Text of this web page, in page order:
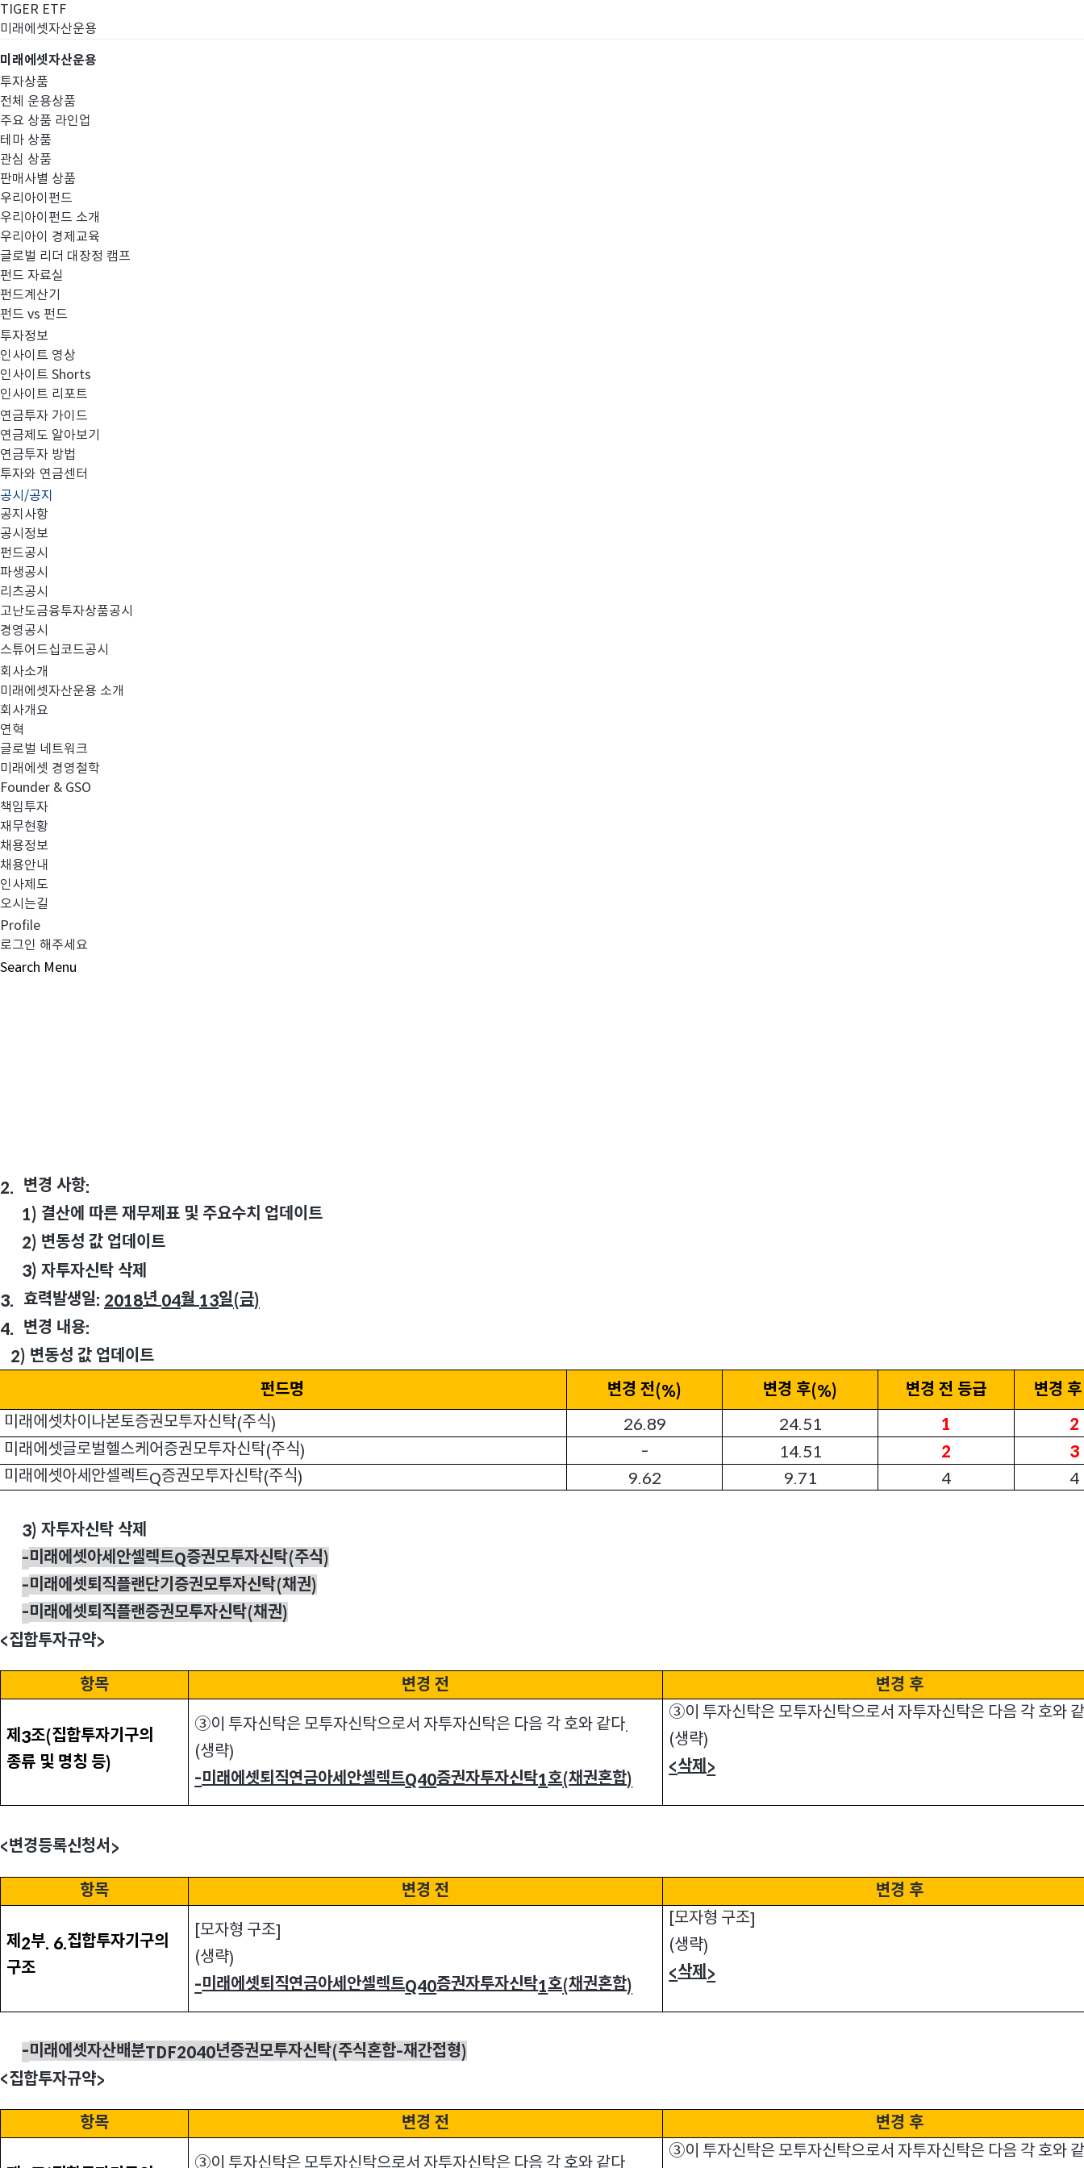
TIGER ETF
미래에셋자산운용
미래에셋자산운용
투자상품
전체 운용상품
주요 상품 라인업
테마 상품
관심 상품
판매사별 상품
우리아이펀드
우리아이펀드 소개
우리아이 경제교육
글로벌 리더 대장정 캠프
펀드 자료실
펀드계산기
펀드 vs 펀드
투자정보
인사이트 영상
인사이트 Shorts
인사이트 리포트
연금투자 가이드
연금제도 알아보기
연금투자 방법
투자와 연금센터
공시/공지
공지사항
공시정보
펀드공시
파생공시
리츠공시
고난도금융투자상품공시
경영공시
스튜어드십코드공시
회사소개
미래에셋자산운용 소개
회사개요
연혁
글로벌 네트워크
미래에셋 경영철학
Founder & GSO
책임투자
재무현황
채용정보
채용안내
인사제도
오시는길
Profile
로그인 해주세요
Search Menu
펀드공시
집합투자규약 변경의 건
1. 대상 펀드
no.
1
미래에셋차이나본토증권모투자신탁
2
3
4
미래에셋퇴직플랜단기증권모투자신탁
5
6
미래에셋자산배분
2. 변경 사항:
1) 결산에 따른 재무제표 및 주요수치 업데이트
2) 변동성 값 업데이트
3) 자투자신탁 삭제
3. 효력발생일: 2018년 04월 13일(금)
4. 변경 내용:
2) 변동성 값 업데이트
펀드명
변경 전(%) 변경 후(%) 변경 전 등급
변경
미래에셋차이나본토증권모투자신탁(주식) 26.89 24.51 1
2
미래에셋글로벌헬스케어증권모투자신탁(주식) - 14.51 2
3
미래에셋아세안셀렉트Q증권모투자신탁(주식) 9.62 9.71 4 4
3) 자투자신탁 삭제
-미래에셋아세안셀렉트Q증권모투자신탁(주식)
-미래에셋퇴직플랜단기증권모투자신탁(채권)
-미래에셋퇴직플랜증권모투자신탁(채권)
<집합투자규약>
항목 변경 전 변경 후
제 3조(집합투자기구의
종류 및 명칭 등)
③이 투자신탁은 모투자신탁으로서 자투자신탁은 다음 각 호와 같다.
(생략)
-미래에셋퇴직연금아세안셀렉트Q40증권자투자신탁1호(채권혼합)
③이 투자신탁은 모투자신탁으로서 자투자신탁은 다음 각 호와
(생략)
<삭제 >
<변경등록신청서 >
항목 변경 전 변경 후
제 2부. 6.집합투자기구의
구조
[모자형 구조]
(생략)
-미래에셋퇴직연금아세안셀렉트Q40증권자투자신탁1호(채권혼합)
[모자형 구조]
(생략)
<삭제 >
-미래에셋자산배분TDF2040년증권모투자신탁(주식혼합-재간접형)
<집합투자규약>
항목 변경 전 변경 후
③이 투자신탁은 모투자신탁으로서 자투자신탁은 다음 각 호와 같다
③이 투자신탁은 모투자신탁으로서 자투자신탁은 다음 각 호와